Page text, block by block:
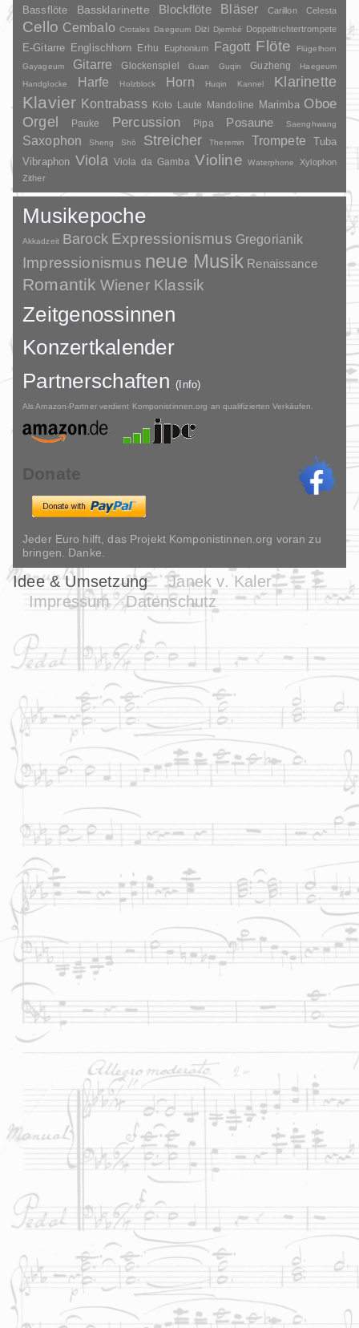
Bassflöte Bassklarinette Blockflöte Bläser Carillon Celesta
Cello Cembalo Crotales Daegeum Dizi Djembé Doppeltrichtertrompete
E-Gitarre Englischhorn Erhu Euphonium Fagott Flöte
Flügelhorn
Gayageum
Gitarre Glockenspiel Guan Guqin Guzheng
Haegeum
Handglocke
Harfe Holzblock Horn Huqin Kannel Klarinette
Klavier Kontrabass Koto Laute Mandoline Marimba Oboe
Orgel Pauke Percussion Pipa Posaune Saenghwang
Saxophon Sheng Shō Streicher Theremin Trompete
Tuba
Vibraphon Viola Viola da Gamba Violine Waterphone
Xylophon
Zither
Musikepoche
Akkadzeit Barock Expressionismus Gregorianik
Impressionismus neue Musik Renaissance
Romantik Wiener Klassik
Zeitgenossinnen
Konzertkalender
Partnerschaften(Info)
Als Amazon-Partner verdient Komponistinnen.org an qualifizierten Verkäufen.
Donate
Jeder Euro hilft, das Projekt Komponistinnen.org voran zu
bringen. Danke.
Idee & Umsetzung
Janek v. Kaler
Impressum
Datenschutz